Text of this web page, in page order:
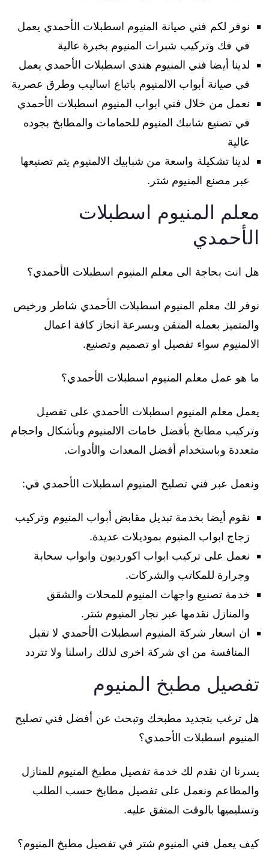
نوفر لكم فني صيانة المنيوم اسطبلات الأحمدي يعمل
في فك وتركيب شبرات المنيوم بخبرة عالية
لدينا أيضا فني المنيوم هندي اسطبلات الأحمدي يعمل
في صيانة أبواب الالمنيوم باتباع اساليب وطرق عصرية
نعمل من خلال فني ابواب المنيوم اسطبلات الأحمدي
في تصنيع شاببك المنيوم للحمامات والمطابخ بجوده
عالية
لدينا تشكيلة واسعة من شبابيك الالمنيوم يتم تصنيعها
عبر مصنع المنيوم شتر.
معلم المنيوم اسطبلات
الأحمدي
هل انت بحاجة الى معلم المنيوم اسطبلات الأحمدي؟
نوفر لك معلم المنيوم اسطبلات الأحمدي شاطر ورخيص
والمتميز بعمله المتقن وبسرعة انجاز كافة اعمال
الالمنيوم سواء تفصيل او تصميم وتصنيع.
ما هو عمل معلم المنيوم اسطبلات الأحمدي؟
يعمل معلم المنيوم اسطبلات الأحمدي على تفصيل
وتركيب مطابخ بأفضل خامات الالمنيوم وبأشكال واحجام
متعددة وباستخدام أفضل المعدات والأدوات.
ونعمل عبر فني تصليح المنيوم اسطبلات الأحمدي في:
نقوم أيضا بخدمة تبديل مقابض أبواب المنيوم وتركيب
زجاج ابواب المنيوم بموديلات عديدة.
نعمل على تركيب ابواب اكورديون وابواب سحابة
وجرارة للمكاتب والشركات.
خدمة تصنيع واجهات المنيوم للمحلات والشقق
والمنازل نقدمها عبر نجار المنيوم شتر.
ان اسعار شركة المنيوم اسطبلات الأحمدي لا تقبل
المنافسة من اي شركة اخرى لذلك راسلنا ولا تتردد
تفصيل مطبخ المنيوم
هل ترغب بتجديد مطبخك وتبحث عن أفضل فني تصليح
المنيوم اسطبلات الأحمدي؟
يسرنا ان نقدم لك خدمة تفصيل مطبخ المنيوم للمنازل
والمطاعم ونعمل على تفصيل مطابخ حسب الطلب
وتسليميها بالوقت المتفق عليه.
كيف يعمل فني المنيوم شتر في تفصيل مطبخ المنيوم؟